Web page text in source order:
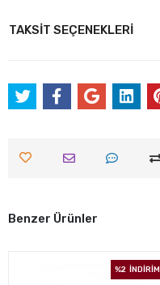
TAKSİT SEÇENEKLERİ
Benzer Ürünler
%2 İNDİRİM